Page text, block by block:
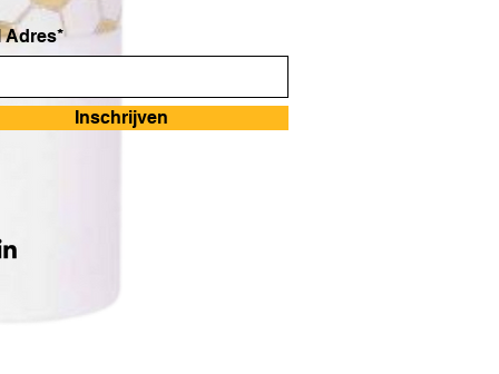
Adres*
Inschrijven